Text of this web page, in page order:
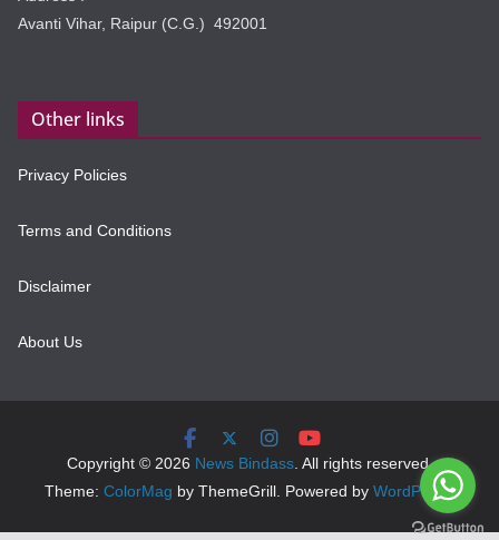
Avanti Vihar, Raipur (C.G.) 492001
Other links
Privacy Policies
Terms and Conditions
Disclaimer
About Us
Copyright © 2026 News Bindass. All rights reserved.
Theme: ColorMag by ThemeGrill. Powered by WordPress.